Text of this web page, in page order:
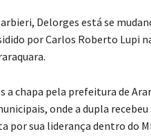
Delorges está se
por Carlos Roberto Lupi
a chapa pela prefeitura de
onde a dupla
por sua liderança dentro do